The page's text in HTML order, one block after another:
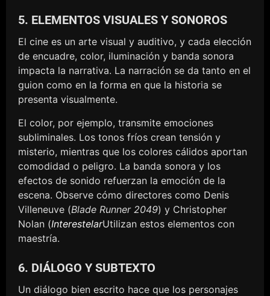
5. ELEMENTOS VISUALES Y SONOROS
El cine es un arte visual y auditivo, y cada elección
de encuadre, color, iluminación y banda sonora
impacta la narrativa. La narración se da tanto en el
guion como en la forma en que la historia se
presenta visualmente.
El color, por ejemplo, transmite emociones
subliminales. Los tonos fríos crean tensión y
misterio, mientras que los colores cálidos aportan
comodidad o peligro. La banda sonora y los
efectos de sonido refuerzan la emoción de la
escena. Observe cómo directores como Denis
Villeneuve (Blade Runner 2049) y Christopher
Nolan (InterestelarUtilizan estos elementos con
maestría.
6. DIÁLOGO Y SUBTEXTO
Un diálogo bien escrito hace que los personajes